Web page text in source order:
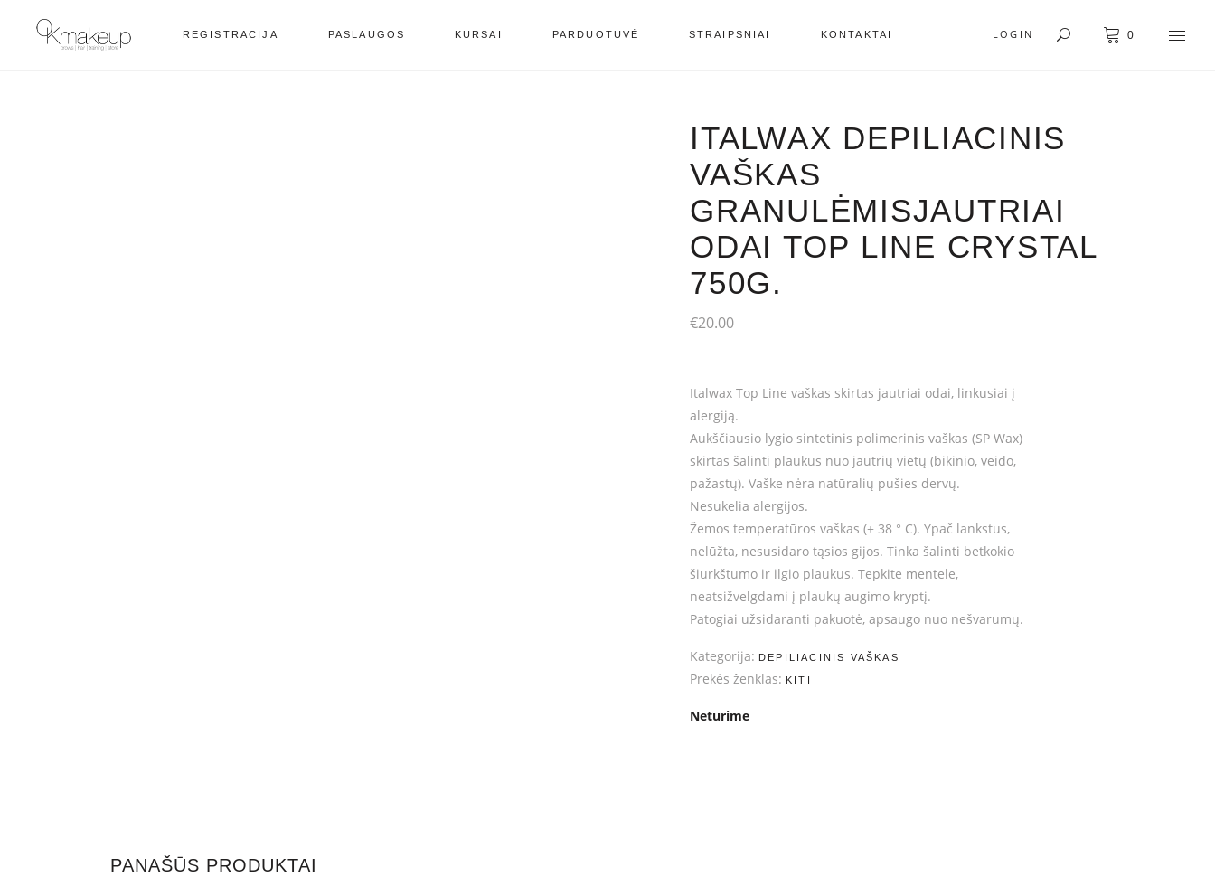
REGISTRACIJA PASLAUGOS KURSAI PARDUOTUVĖ STRAIPSNIAI KONTAKTAI LOGIN 0
ITALWAX DEPILIACINIS
VAŠKAS
GRANULĖMISJAUTRIAI
ODAI TOP LINE CRYSTAL
750G.
€20.00
Italwax Top Line vaškas skirtas jautriai odai, linkusiai į
alergiją.
Aukščiausio lygio sintetinis polimerinis vaškas (SP Wax)
skirtas šalinti plaukus nuo jautrių vietų (bikinio, veido,
pažastų). Vaške nėra natūralių pušies dervų.
Nesukelia alergijos.
Žemos temperatūros vaškas (+ 38 ° C). Ypač lankstus,
nelūžta, nesusidaro tąsios gijos. Tinka šalinti betkokio
šiurkštumo ir ilgio plaukus. Tepkite mentele,
neatsižvelgdami į plaukų augimo kryptį.
Patogiai užsidaranti pakuotė, apsaugo nuo nešvarumų.
Kategorija: DEPILIACINIS VAŠKAS
Prekės ženklas: KITI
Neturime
PANAŠŪS PRODUKTAI